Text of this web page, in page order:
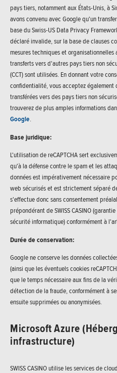
pays tiers, notamment aux États-Unis, à
avons convenu avec Google qu'un
base du Swiss-US Data Privacy
déclaré invalide, sur la base de clauses
mesures techniques et
transferts vers d'autres pays tiers non
(CCT) sont utilisées. En donnant votre
confidentialité, vous acceptez également
transférées vers des pays tiers non
trouverez de plus amples informations
Google.
Base juridique:
L'utilisation de reCAPTCHA sert
qu'à la défense contre le spam et les
données est impérativement nécessaire
web sécurisés et est strictement séparé
s'effectue donc sans consentement
prépondérant de SWISS CASINO
sécurité informatique) conformément à
Durée de conservation:
Google ne conserve les données
(ainsi que les éventuels cookies
que le temps nécessaire aux fins de la
détection de la fraude, conformément à
ensuite supprimées ou anonymisées.
Microsoft Azure
infrastructure)
SWISS CASINO utilise les services de